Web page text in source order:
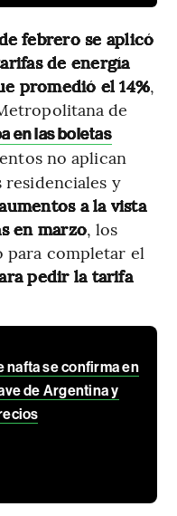
febrero se aplicó
de energía
promedió el 14%,
de
en las boletas
no aplican
residenciales y
a la vista
en marzo, los
para completar el
pedir la tarifa
nafta se confirma en
de Argentina y